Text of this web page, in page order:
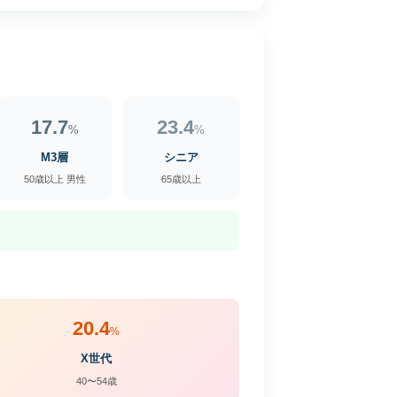
17.7%
M3層
50歳以上 男性
23.4%
シニア
65歳以上
20.4%
X世代
40〜54歳